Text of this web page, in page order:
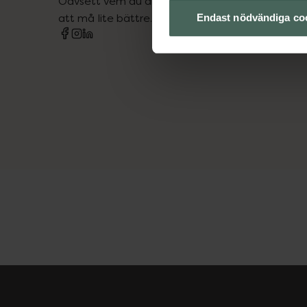
Endast nödvändiga
att må lite bättre. Välkommen att prata med